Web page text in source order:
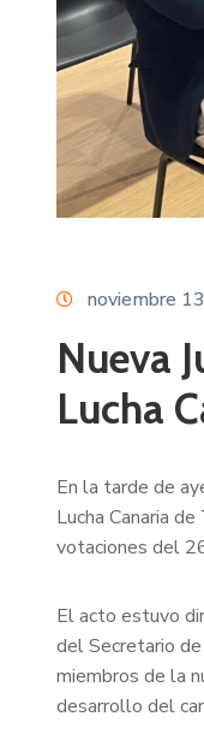
noviembre
Nueva
Lucha
En la tarde de
Lucha Canaria
votaciones del
El acto estuvo
del Secretario
miembros de la
desarrollo del